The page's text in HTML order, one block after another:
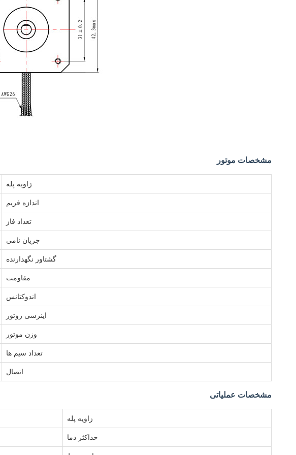
مشخصات موتور
زاویه پله
اندازه فریم
تعداد فاز
جریان نامی
گشتاور نگهدارنده
مقاومت
اندوکتانس
اینرسی روتور
وزن موتور
تعداد سیم ها
اتصال
مشخصات عملیاتی
زاویه پله
حداکثر دما